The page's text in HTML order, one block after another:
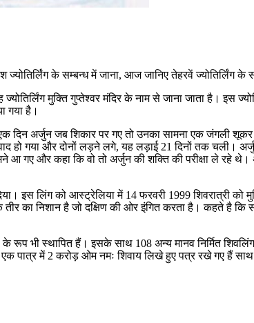
ज्योतिर्लिंग के सम्बन्ध में जाना, आज जानिए तेहरवें ज्योतिर्लिंग के
मुक्ति गुप्तेश्वर मंदिर के नाम से जाना जाता है। इस
गया है।
अर्जुन जब शिकार पर गए तो उनका सामना एक जंगली
हो गया और दोनों लड़ने लगे, यह लड़ाई 21 दिनों तक चली।
और कहा कि वो तो अर्जुन की शक्ति की परीक्षा ले रहे
इस लिंग को आस्ट्रेलिया में 14 फरवरी 1999 शिवरात्री को
तीर का निशान है जो दक्षिण की ओर इंगित करता है। कहते है
रूप भी स्थापित हैं। इसके साथ 108 अन्य मानव निर्मित
एक पात्र में 2 करोड़ ओम नमः शिवाय लिखे हुए पत्र रखे गए हैं